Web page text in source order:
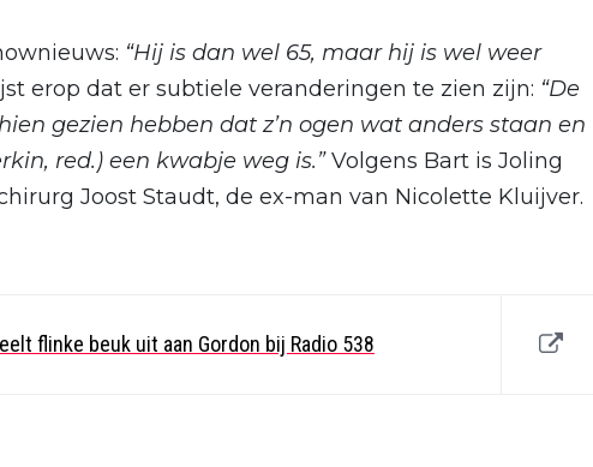
“Hij is dan wel 65, maar hij is wel weer
erop dat er subtiele veranderingen te zien zijn: “De
gezien hebben dat z’n ogen wat anders staan en
red.) een kwabje weg is.”Volgens Bart is Joling
Joost Staudt, de ex-man van Nicolette Kluijver.
flinke beuk uit aan Gordon bij Radio 538